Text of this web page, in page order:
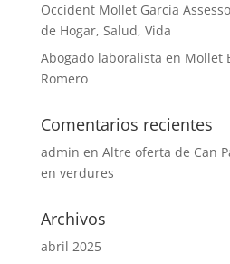
Occident Mollet Garcia
de Hogar, Salud, Vida
Abogado laboralista en Mollet
Romero
Comentarios recientes
admin en Altre oferta de Can
en verdures
Archivos
abril 2025